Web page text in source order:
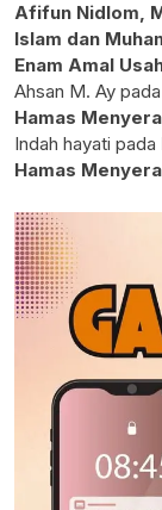
Afifun Nidlom,
Islam dan
Enam Amal
Ahsan M. Ay pada
Hamas
Indah hayati pada
Hamas